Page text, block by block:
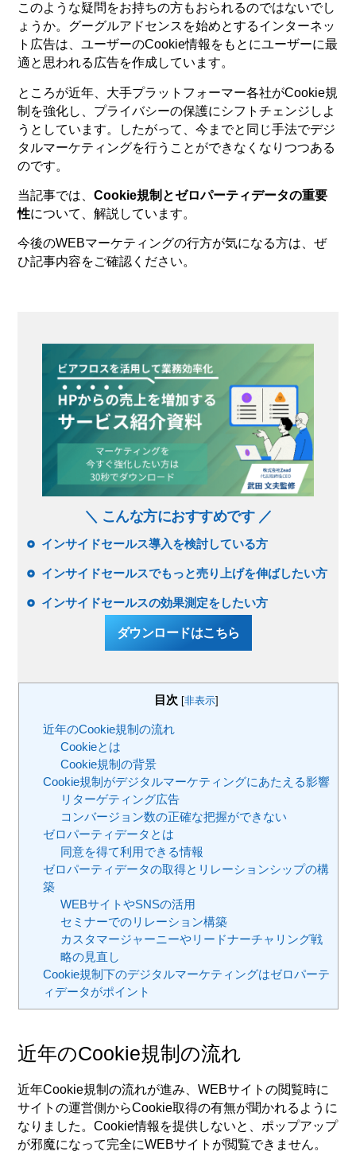
このような疑問をお持ちの方もおられるのではないでし
ょうか。グーグルアドセンスを始めとするインターネッ
ト広告は、ユーザーのCookie情報をもとにユーザーに最
適と思われる広告を作成しています。
ところが近年、大手プラットフォーマー各社がCookie規
制を強化し、プライバシーの保護にシフトチェンジしよ
うとしています。したがって、今までと同じ手法でデジ
タルマーケティングを行うことができなくなりつつある
のです。
当記事では、Cookie規制とゼロパーティデータの重要
性について、解説しています。
今後のWEBマーケティングの行方が気になる方は、ぜ
ひ記事内容をご確認ください。
＼ こんな方におすすめです ／
インサイドセールス導入を検討している方
インサイドセールスでもっと売り上げを伸ばしたい方
インサイドセールスの効果測定をしたい方
ダウンロードはこちら
目次 [非表示]
近年のCookie規制の流れ
Cookieとは
Cookie規制の背景
Cookie規制がデジタルマーケティングにあたえる影響
リターゲティング広告
コンバージョン数の正確な把握ができない
ゼロパーティデータとは
同意を得て利用できる情報
ゼロパーティデータの取得とリレーションシップの構
築
WEBサイトやSNSの活用
セミナーでのリレーション構築
カスタマージャーニーやリードナーチャリング戦
略の見直し
Cookie規制下のデジタルマーケティングはゼロパーテ
ィデータがポイント
近年のCookie規制の流れ
近年Cookie規制の流れが進み、WEBサイトの閲覧時に
サイトの運営側からCookie取得の有無が聞かれるように
なりました。Cookie情報を提供しないと、ポップアップ
が邪魔になって完全にWEBサイトが閲覧できません。